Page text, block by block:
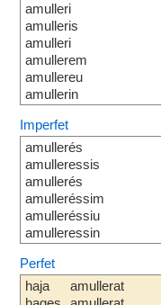
amulleri
amulleris
amulleri
amullerem
amullereu
amullerin
Imperfet
amullerés
amulleressis
amullerés
amulleréssim
amulleréssiu
amulleressin
Perfet
haja
amullerat